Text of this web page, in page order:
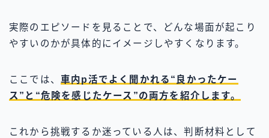
実際のエピソードを見ることで、どんな場面が起こり
やすいのかが具体的にイメージしやすくなります。
ここでは、 車内p活でよく聞かれる“良かったケー
ス”と“危険を感じたケース”の両方を紹介します。
これから挑戦するか迷っている人は、判断材料として